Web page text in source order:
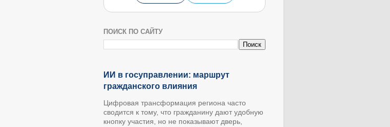
ПОИСК ПО САЙТУ
ИИ в госуправлении: маршрут
гражданского влияния
Цифровая трансформация региона часто
сводится к тому, что гражданину дают удобную
кнопку участия, но не показывают дверь,